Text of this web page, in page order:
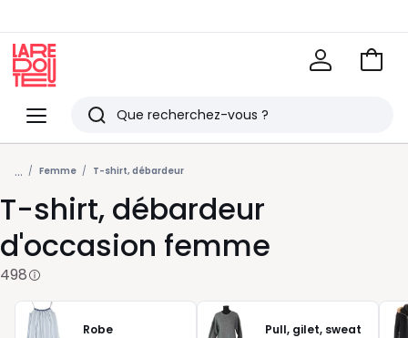
Menu
Redoute
Rechercher
Derniers
articles
vus
Voir
... Femme T-shirt, débardeur
T-shirt, débardeur
d'occasion femme
498
Robe Pull, gilet, sweat